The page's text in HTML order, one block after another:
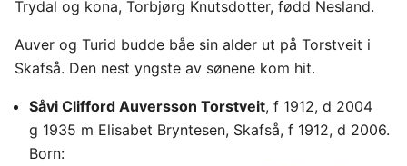
Trydal og kona, Torbjørg Knutsdotter, fødd Nesland.
Auver og Turid budde båe sin alder ut på Torstveit i
Skafså. Den nest yngste av sønene kom hit.
Såvi Clifford Auversson Torstveit, f 1912, d 2004
g 1935 m Elisabet Bryntesen, Skafså, f 1912, d 2006.
Born: